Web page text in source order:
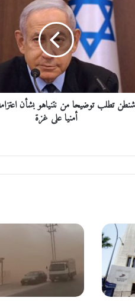
تطلب توضيحا من نتنياهو بشأن
أمنيا على غزة